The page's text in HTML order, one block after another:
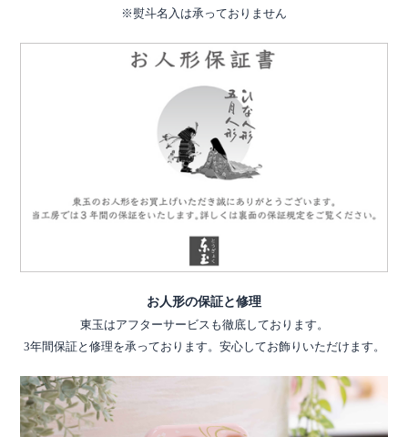
※熨斗名入は承っておりません
お人形の保証と修理
東玉はアフターサービスも徹底しております。
3年間保証と修理を承っております。安心してお飾りいただけます。